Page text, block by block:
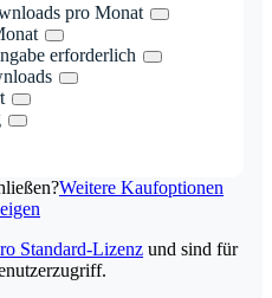
pro Monat
erforderlich
Weitere Kaufoptionen
Standard-Lizenz und sind für